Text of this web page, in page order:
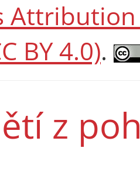
BY 4.0).
z